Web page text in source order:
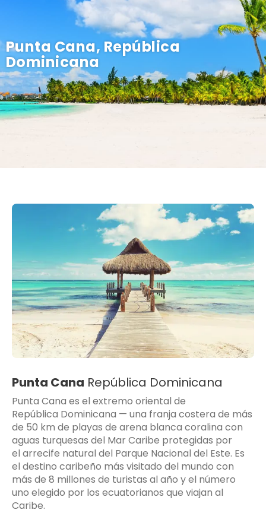
Punta Cana, República
Dominicana
Punta Cana República Dominicana
Punta Cana es el extremo oriental de
República Dominicana — una franja costera de más
de 50 km de playas de arena blanca coralina con
aguas turquesas del Mar Caribe protegidas por
el arrecife natural del Parque Nacional del Este. Es
el destino caribeño más visitado del mundo con
más de 8 millones de turistas al año y el número
uno elegido por los ecuatorianos que viajan al
Caribe.